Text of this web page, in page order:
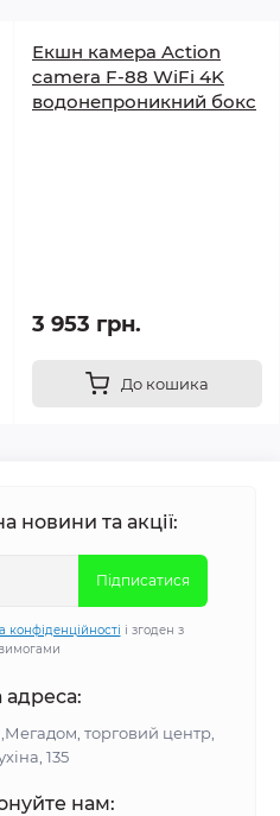
Екшн камера Action
camera F-88 WiFi 4K
водонепроникний бокс
3 953 грн.
До кошика
новини та акції:
Підписатися
конфіденційності і згоден з
вимогами
торговий центр,
135
нам: